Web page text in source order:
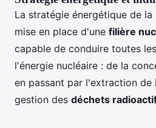
La stratégie énergétique de la
mise en place d'une filière
capable de conduire toutes
l'énergie nucléaire : de la
en passant par l'extraction de
gestion des déchets